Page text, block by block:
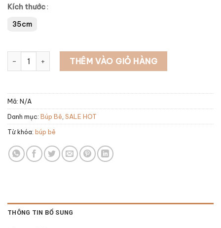
Kích thước :
35cm
BÚP BÊ CÔ GÁI số lượngTHÊM VÀO GIỎ HÀNG
Mã: N/A
Danh mục: Búp Bê, SALE HOT
Từ khóa: búp bê
THÔNG TIN BỔ SUNG